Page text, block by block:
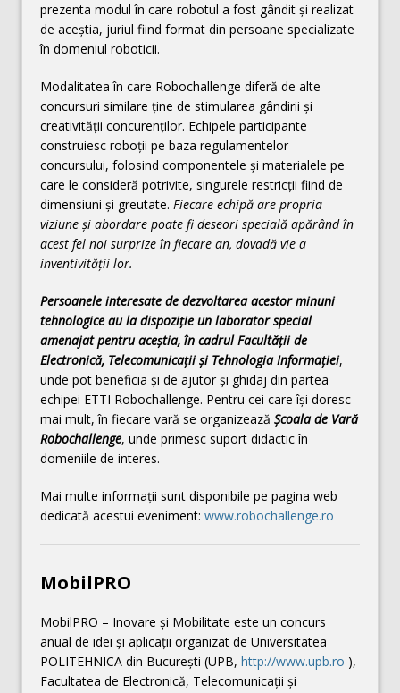
prezenta modul în care robotul a fost gândit și realizat
de aceștia, juriul fiind format din persoane specializate
în domeniul roboticii.
Modalitatea în care Robochallenge diferă de alte
concursuri similare ține de stimularea gândirii și
creativității concurenților. Echipele participante
construiesc roboții pe baza regulamentelor
concursului, folosind componentele și materialele pe
care le consideră potrivite, singurele restricții fiind de
dimensiuni și greutate. Fiecare echipă are propria
viziune și abordare poate fi deseori specială apărând în
acest fel noi surprize în fiecare an, dovadă vie a
inventivității lor.
Persoanele interesate de dezvoltarea acestor minuni
tehnologice au la dispoziție un laborator special
amenajat pentru aceștia, în cadrul Facultății de
Electronică, Telecomunicații și Tehnologia Informației,
unde pot beneficia și de ajutor și ghidaj din partea
echipei ETTI Robochallenge. Pentru cei care își doresc
mai mult, în fiecare vară se organizează Școala de Vară
Robochallenge, unde primesc suport didactic în
domeniile de interes.
Mai multe informaţii sunt disponibile pe pagina web
dedicată acestui eveniment: www.robochallenge.ro
MobilPRO
MobilPRO – Inovare și Mobilitate este un concurs
anual de idei și aplicații organizat de Universitatea
POLITEHNICA din București (UPB, http://www.upb.ro ),
Facultatea de Electronică, Telecomunicații și